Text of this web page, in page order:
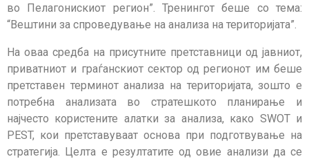
во Пелагонискиот регион”. Тренингот беше со тема:
“Вештини за спроведување на анализа на територијата”.
На оваа средба на присутните претставници од јавниот,
приватниот и граѓанскиот сектор од регионот им беше
претставен терминот анализа на територијата, зошто е
потребна анализата во стратешкото планирање и
најчесто користените алатки за анализа, како SWOT и
PEST, кои претставуваат основа при подготвување на
стратегија. Целта е резултатите од овие анализи да се